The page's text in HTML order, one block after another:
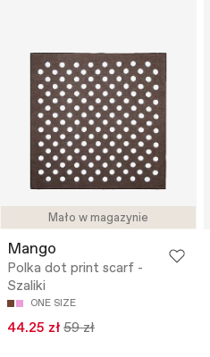
Mało w magazynie
Mango
Polka dot print scarf -
Szaliki
ONE SIZE
44.25 zł 59 zł